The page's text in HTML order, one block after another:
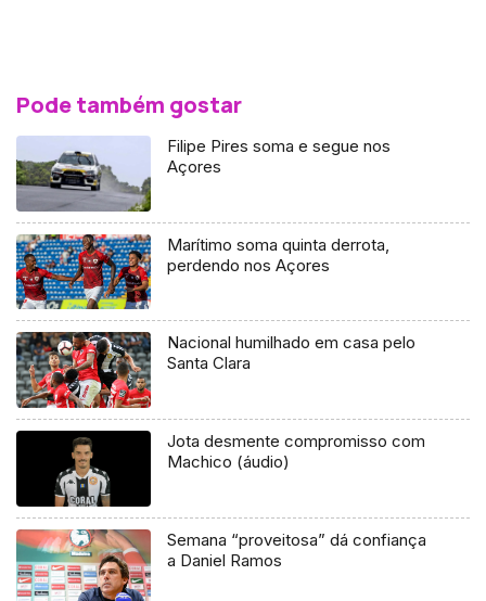
Pode também gostar
Filipe Pires soma e segue nos
Açores
Marítimo soma quinta derrota,
perdendo nos Açores
Nacional humilhado em casa pelo
Santa Clara
Jota desmente compromisso com
Machico (áudio)
Semana “proveitosa” dá confiança
a Daniel Ramos